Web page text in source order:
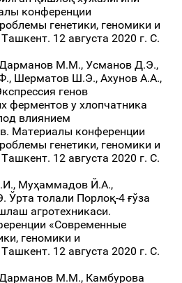
конференции
генетики, геномики и
12 августа 2020 г. С.
М.М., Усманов Д.Э.,
Шерматов Ш.Э., Ахунов А.А.,
генов
ферментов у хлопчатника
влиянием
Материалы конференции
генетики, геномики и
12 августа 2020 г. С.
Муҳаммадов Й.А.,
Ўрта толали Порлоқ-4 ғўза
агротехникаси.
«Современные
геномики и
12 августа 2020 г. С.
М.М., Камбурова